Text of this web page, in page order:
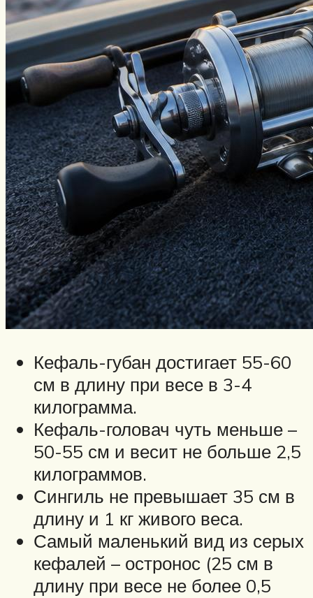
Кефаль-губан достигает 55-60
см в длину при весе в 3-4
килограмма.
Кефаль-головач чуть меньше –
50-55 см и весит не больше 2,5
килограммов.
Сингиль не превышает 35 см в
длину и 1 кг живого веса.
Самый маленький вид из серых
кефалей – остронос (25 см в
длину при весе не более 0,5